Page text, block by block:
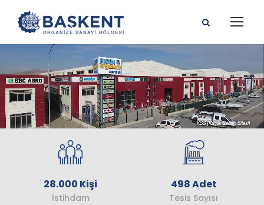
28.000 Kişi
İstihdam
498 Adet
Tesis Sayısı